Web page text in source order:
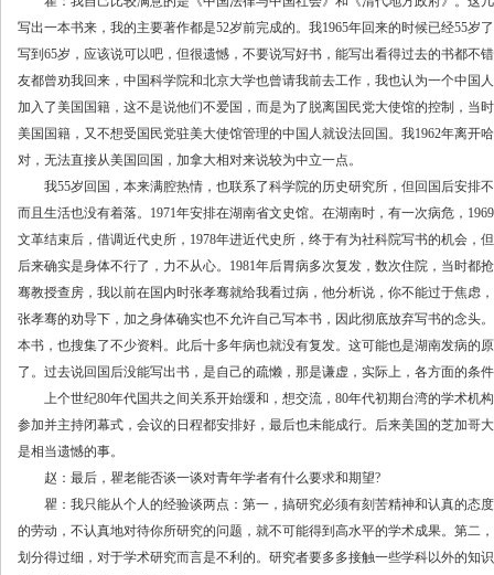
写出一本书来，我的主要著作都是52岁前完成的。我1965年回来的时候已经55岁
写到65岁，应该说可以吧，但很遗憾，不要说写好书，能写出看得过去的书都不
友都曾劝我回来，中国科学院和北京大学也曾请我前去工作，我也认为一个中国
加入了美国国籍，这不是说他们不爱国，而是为了脱离国民党大使馆的控制，当
美国国籍，又不想受国民党驻美大使馆管理的中国人就设法回国。我1962年离开
对，无法直接从美国回国，加拿大相对来说较为中立一点。
我55岁回国，本来满腔热情，也联系了科学院的历史研究所，但回国后安排
而且生活也没有着落。1971年安排在湖南省文史馆。在湖南时，有一次病危，
文革结束后，借调近代史所，1978年进近代史所，终于有为社科院写书的机会，
后来确实是身体不行了，力不从心。1981年后胃病多次复发，数次住院，当时都
骞教授查房，我以前在国内时张孝骞就给我看过病，他分析说，你不能过于焦虑
张孝骞的劝导下，加之身体确实也不允许自己写本书，因此彻底放弃写书的念头
本书，也搜集了不少资料。此后十多年病也就没有复发。这可能也是湖南发病的
了。过去说回国后没能写出书，是自己的疏懒，那是谦虚，实际上，各方面的条
上个世纪80年代国共之间关系开始缓和，想交流，80年代初期台湾的学术机
参加并主持闭幕式，会议的日程都安排好，最后也未能成行。后来美国的芝加哥
是相当遗憾的事。
赵：最后，瞿老能否谈一谈对青年学者有什么要求和期望?
瞿：我只能从个人的经验谈两点：第一，搞研究必须有刻苦精神和认真的态
的劳动，不认真地对待你所研究的问题，就不可能得到高水平的学术成果。第二
划分得过细，对于学术研究而言是不利的。研究者要多多接触一些学科以外的知